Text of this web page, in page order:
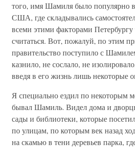
того, имя Шамиля было популярно
США, где складывались
всеми этими факторами
считаться. Вот, пожалуй, по этим
правительство поступило с
казнило, не сослало, не
введя в его жизнь лишь некоторые
Я специально ездил по некоторым
бывал Шамиль. Видел дома и
сады и библиотеки, которые
по улицам, по которым век назад
на скамью в тени деревьев парка,